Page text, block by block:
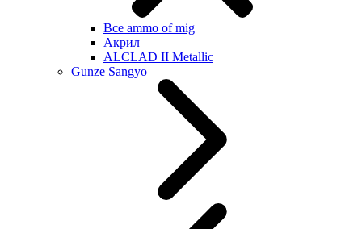
Все ammo of mig
Акрил
ALCLAD II Metallic
Gunze Sangyo